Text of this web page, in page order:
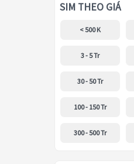
SIM THEO GIÁ
< 500 K
3 - 5 Tr
30 - 50 Tr
100 - 150 Tr
300 - 500 Tr